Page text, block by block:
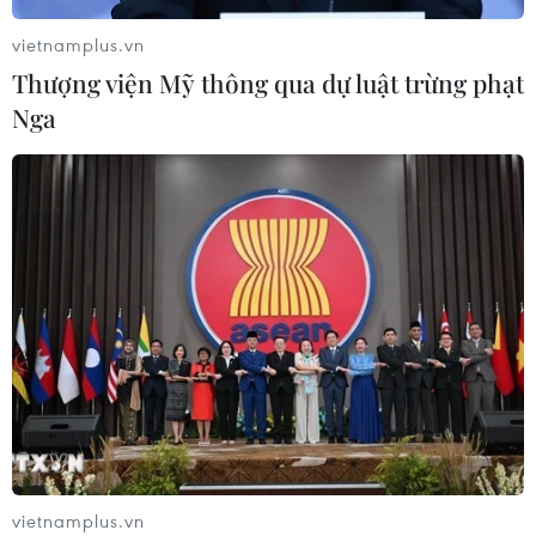
06/08/2026 12:58
Trung Quốc vận hành giàn phát điện
gió nổi đầu tiên chịu được bão cấp 17
Cao điểm "100 ngày chuyển đổi số":
Chuyển động từ cơ sở
06/08/2026 09:48
Israel và Việt Nam hợp tác trong
ngành bán dẫn và công nghệ cao
vietnamplus.vn
Thượng viện Mỹ thông qua dự luật trừng phạt
Nga
vietnamplus.vn